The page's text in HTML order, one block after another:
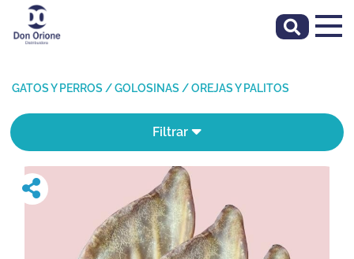
GATOS Y PERROS /GOLOSINAS /OREJAS Y PALITOS
Filtrar